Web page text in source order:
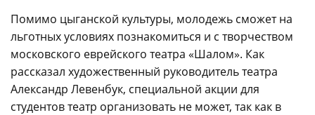
Помимо цыганской культуры, молодежь сможет на
льготных условиях познакомиться и с творчеством
московского еврейского театра «Шалом». Как
рассказал художественный руководитель театра
Александр Левенбук, специальной акции для
студентов театр организовать не может, так как в